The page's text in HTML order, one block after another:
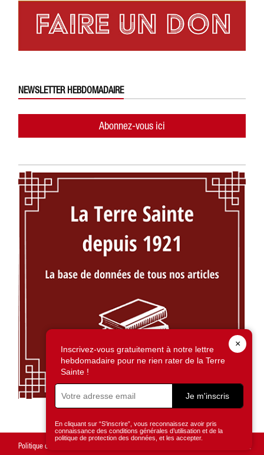
NEWSLETTER HEBDOMADAIRE
Abonnez-vous ici
×
Inscrivez-vous gratuitement à notre lettre
hebdomadaire pour ne rien rater de la Terre
Sainte !
Je m'inscris
En cliquant sur “S'inscrire”, vous reconnaissez avoir pris
connaissance des conditions générales d’utilisation et de la
politique de protection des données, et les accepter.
Politique de confidentialité